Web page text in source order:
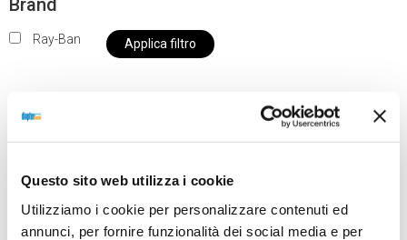
Questo sito web utilizza i cookie
Utilizziamo i cookie per personalizzare contenuti ed
annunci, per fornire funzionalità dei social media e per
Brand
Ray-Ban Applica filtro
nostro negozio non saranno disponibili per la
da OTTICA DIOPTER